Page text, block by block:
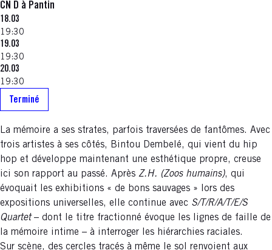
CN D à Pantin
18.03
19:30
19.03
19:30
20.03
19:30
Terminé
La mémoire a ses strates, parfois traversées de fantômes. Avec
trois artistes à ses côtés, Bintou Dembelé, qui vient du hip
hop et développe maintenant une esthétique propre, creuse
ici son rapport au passé. Après Z.H. (Zoos humains), qui
évoquait les exhibitions « de bons sauvages » lors des
expositions universelles, elle continue avec S/T/R/A/T/E/S
Quartet– dont le titre fractionné évoque les lignes de faille de
la mémoire intime – à interroger les hiérarchies raciales.
Sur scène, des cercles tracés à même le sol renvoient aux